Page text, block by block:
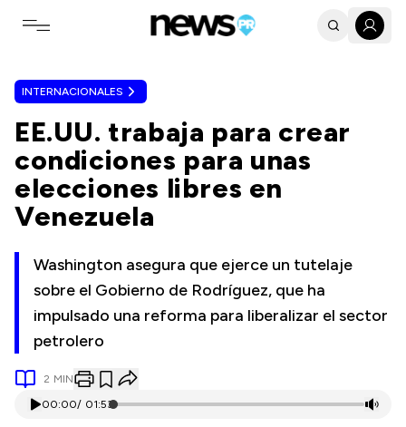
Toggle navigation menu
INTERNACIONALES
EE.UU. trabaja para crear
condiciones para unas
elecciones libres en
Venezuela
Washington asegura que ejerce un tutelaje
sobre el Gobierno de Rodríguez, que ha
impulsado una reforma para liberalizar el sector
petrolero
2 MIN
00:00/ 01:53